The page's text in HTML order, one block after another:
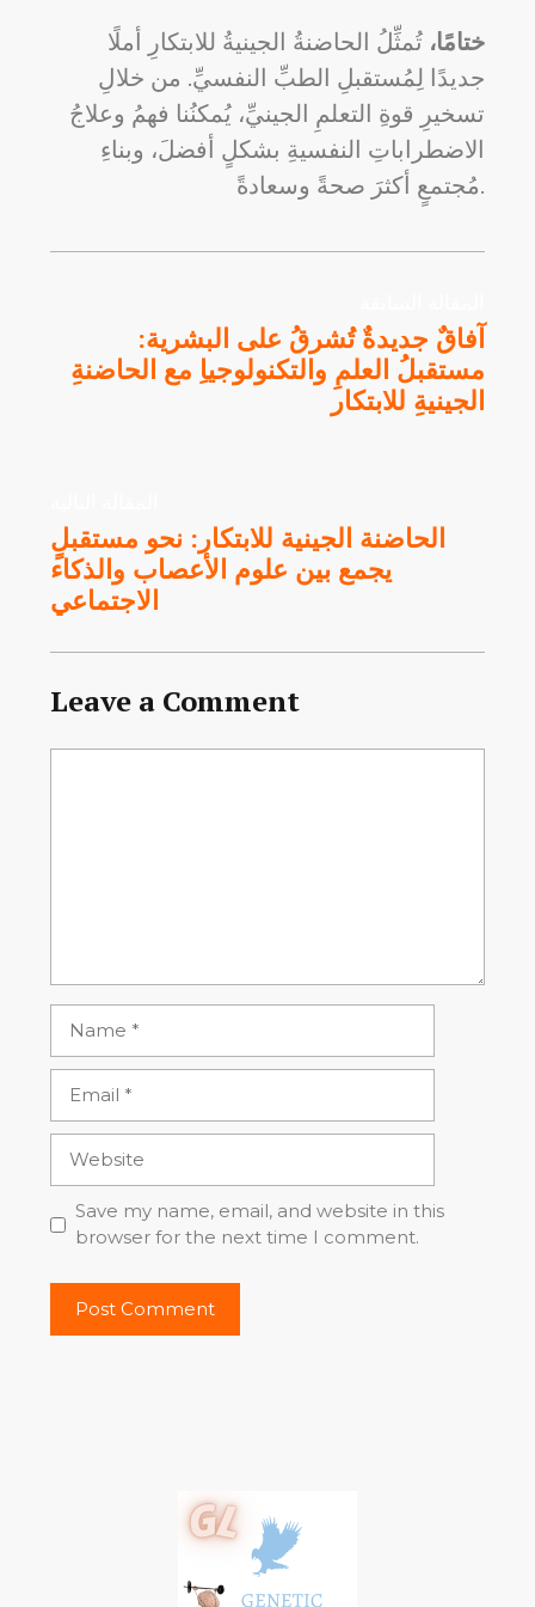
ختامًا، تُمثِّلُ الحاضنةُ الجينيةُ للابتكارِ أملًا
جديدًا لِمُستقبلِ الطبِّ النفسيِّ. من خلالِ
تسخيرِ قوةِ التعلمِ الجينيِّ، يُمكنُنا فهمُ وعلاجُ
الاضطراباتِ النفسيةِ بشكلٍ أفضلَ، وبناءِ
مُجتمعٍ أكثرَ صحةً وسعادةً.
آفاقٌ جديدةٌ تُشرقُ على البشرية:
مستقبلُ العلمِ والتكنولوجياِ مع الحاضنةِ
الجينيةِ للابتكار
الحاضنة الجينية للابتكار: نحو مستقبلٍ
يجمع بين علوم الأعصاب والذكاء
الاجتماعي
Leave a Comment
Save my name, email, and website in this
browser for the next time I comment.